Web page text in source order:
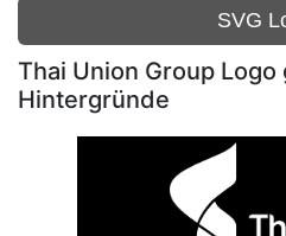
SVG
Thai Union Group
Hintergründe